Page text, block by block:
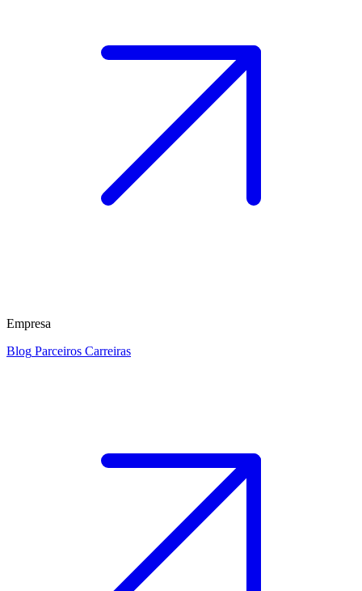
Empresa
Blog Parceiros Carreiras